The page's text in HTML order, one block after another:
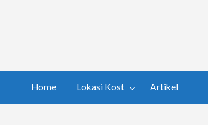
Home Lokasi Kost Artikel